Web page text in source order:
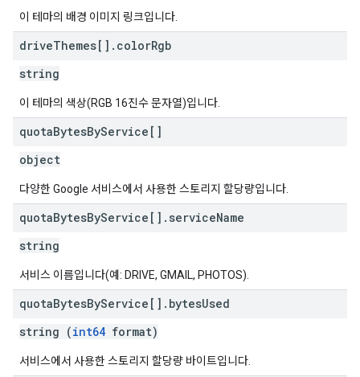
이 테마의 배경 이미지 링크입니다.
driveThemes[] . colorRgb
string
이 테마의 색상(RGB 16진수 문자열)입니다.
quotaBytesByService[]
object
다양한 Google 서비스에서 사용한 스토리지 할당량입니다.
quotaBytesByService[] . serviceName
string
서비스 이름입니다(예: DRIVE, GMAIL, PHOTOS).
quotaBytesByService[] . bytesUsed
string (int64 format)
서비스에서 사용한 스토리지 할당량 바이트입니다.